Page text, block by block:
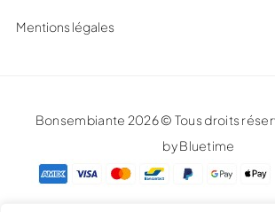
Mentions légales
Bonsembiante 2026 © Tous droits
by Bluetime